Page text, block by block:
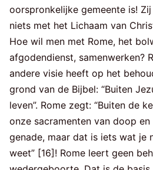
oorspronkelijke gemeente is!
niets met het Lichaam van
Hoe wil men met Rome, het
afgodendienst, samenwerken?
andere visie heeft op het
grond van de Bijbel: “Buiten
leven”. Rome zegt: “Buiten de
onze sacramenten van doop
genade, maar dat is iets wat je
weet” [16]! Rome leert geen